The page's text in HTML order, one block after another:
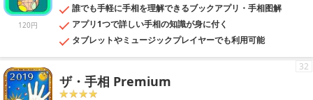
120円
誰でも手軽に手相を理解できるブックアプリ・手相图解
アプリ1つで詳しい手相の知識が身に付く
タブレットやミュージックプレイヤーでも利用可能
ザ・手相 Premium
32